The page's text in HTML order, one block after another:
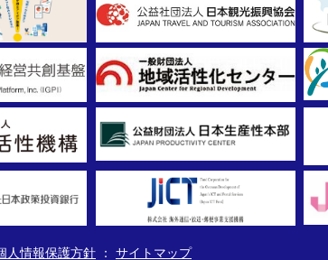
人情報保護方針 サイトマップ